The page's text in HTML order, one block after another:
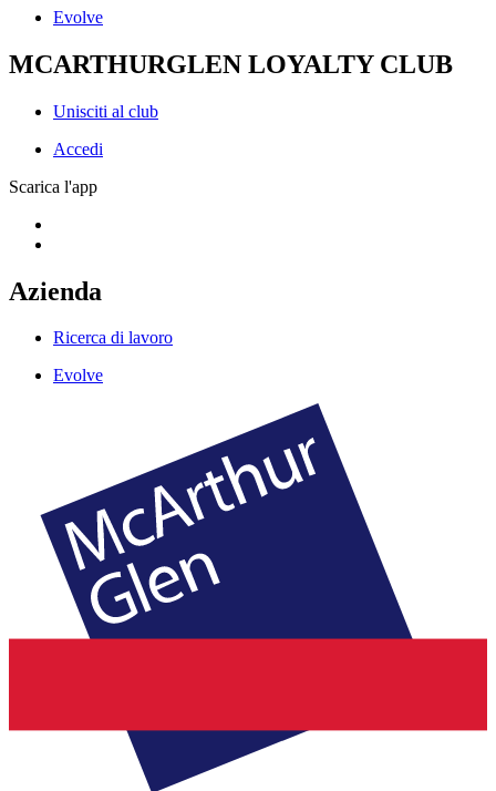
Evolve
MCARTHURGLEN LOYALTY CLUB
Unisciti al club
Accedi
Scarica l'app
Azienda
Ricerca di lavoro
Evolve